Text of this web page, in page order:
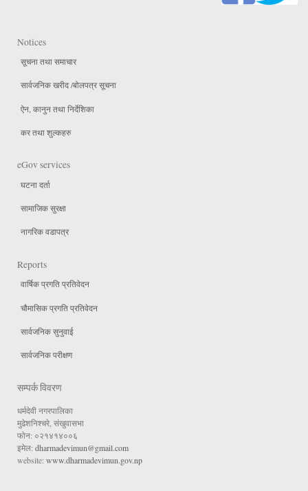
Notices
सूचना तथा समाचार
सार्वजनिक खरीद /बोलपत्र सूचना
ऐन, कानुन तथा निर्देशिका
कर तथा शुल्कहरु
eGov services
घटना दर्ता
सामाजिक सुरक्षा
नागरिक वडापत्र
Reports
वार्षिक प्रगति प्रतिवेदन
चौमासिक प्रगति प्रतिवेदन
सार्वजनिक सुनुवाई
सार्वजनिक परीक्षण
सम्पर्क विवरण
धर्मदेवी नगरपालिका
मुढेशनिश्चरे, संखुवासभा
फोन: ०२१४१४००६
इमेल: dharmadevimun@gmail.com
website: www.dharmadevimun.gov.np